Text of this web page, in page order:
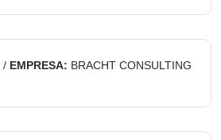
/ EMPRESA: BRACHT CONSULTING